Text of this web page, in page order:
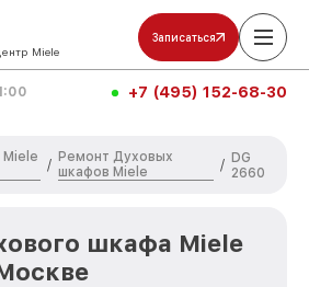
Miele
Записаться
+7 (495) 152-68-30
/
Ремонт Духовых
шкафов Miele
/ DG
2660
шкафа Miele